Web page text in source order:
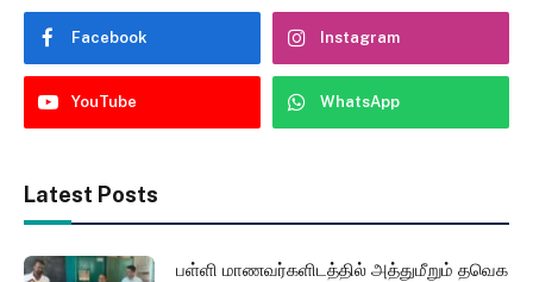
Facebook Instagram
YouTube WhatsApp
Latest Posts
பள்ளி மாணவர்களிடத்தில் அத்துமீறும் தவெக